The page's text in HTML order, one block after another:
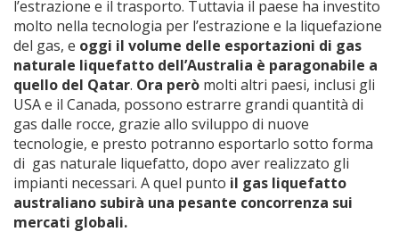
l’estrazione e il trasporto. Tuttavia il paese ha investito
molto nella tecnologia per l’estrazione e la liquefazione
del gas, e oggi il volume delle esportazioni di gas
naturale liquefatto dell’Australia è paragonabile a
quello del Qatar. Ora però molti altri paesi, inclusi gli
USA e il Canada, possono estrarre grandi quantità di
gas dalle rocce, grazie allo sviluppo di nuove
tecnologie, e presto potranno esportarlo sotto forma
di gas naturale liquefatto, dopo aver realizzato gli
impianti necessari. A quel punto il gas liquefatto
australiano subirà una pesante concorrenza sui
mercati globali.